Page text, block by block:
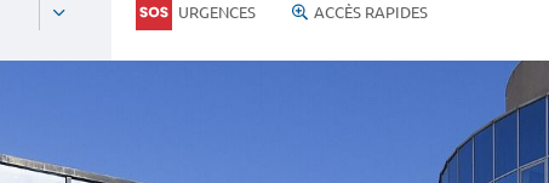
URGENCES ACCÈS RAPIDES